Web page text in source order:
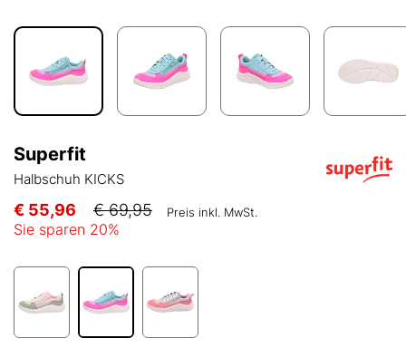
Superfit
Halbschuh KICKS
€ 55,96 € 69,95 Preis inkl. MwSt.
Sie sparen 20%